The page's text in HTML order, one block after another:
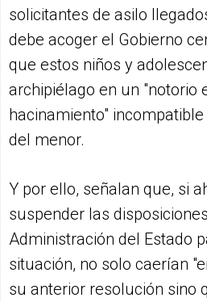
solicitantes de asilo
debe acoger el Gobierno
que estos niños y
archipiélago en un "notorio
hacinamiento"
del menor.
Y por ello, señalan que, si
suspender las
Administración del Estado
situación, no solo caerían
su anterior resolución sino